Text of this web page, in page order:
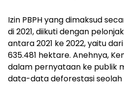
Izin PBPH yang dimaksud
di 2021, diikuti dengan
antara 2021 ke 2022, yaitu
635.481 hektare. Anehnya,
dalam pernyataan ke publik
data-data deforestasi seolah